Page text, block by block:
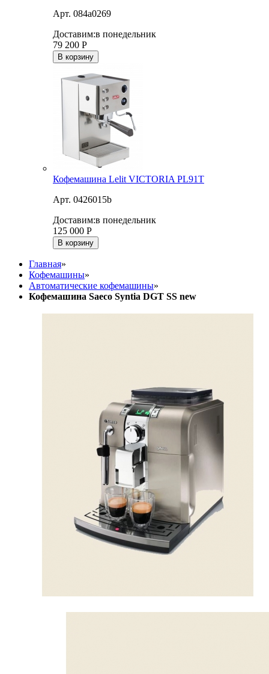
Арт. 084a0269
Доставим:в понедельник
79 200 Р
В корзину
Кофемашина Lelit VICTORIA PL91T
Арт. 0426015b
Доставим:в понедельник
125 000 Р
В корзину
Главная»
Кофемашины»
Автоматические кофемашины»
Кофемашина Saeco Syntia DGT SS new